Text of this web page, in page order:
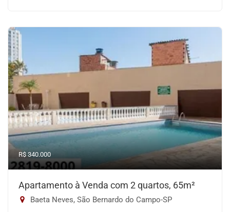
R$ 340.000
Apartamento à Venda com 2 quartos, 65m²
Baeta Neves, São Bernardo do Campo-SP